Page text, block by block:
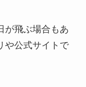
が飛ぶ場合もあ
や公式サイトで